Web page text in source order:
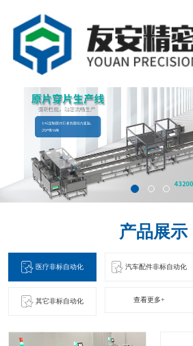
产品展示
医疗非标自动化 汽车配件非标自动化
其它非标自动化 查看更多+